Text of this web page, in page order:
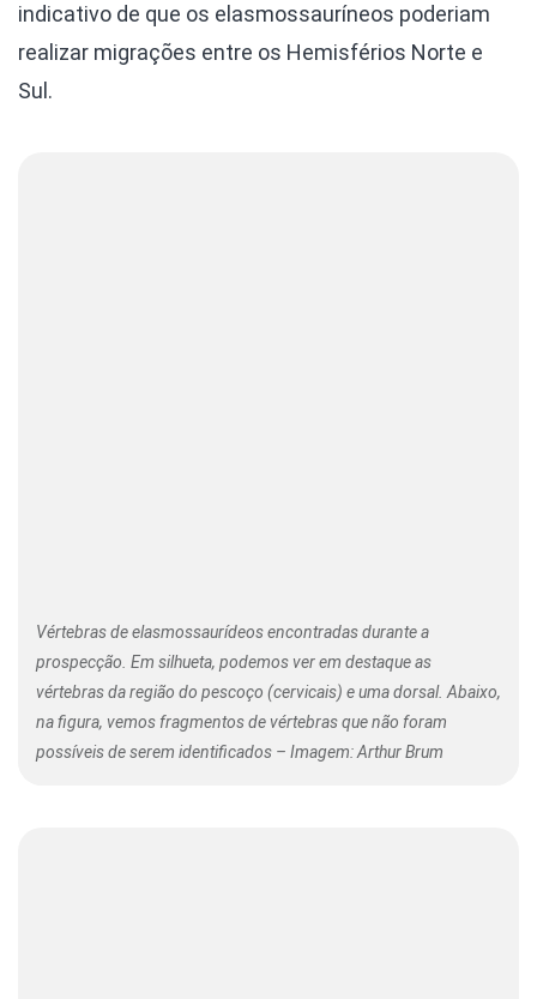
indicativo de que os elasmossauríneos poderiam
realizar migrações entre os Hemisférios Norte e
Sul.
Vértebras de elasmossaurídeos encontradas durante a
prospecção. Em silhueta, podemos ver em destaque as
vértebras da região do pescoço (cervicais) e uma dorsal. Abaixo,
na figura, vemos fragmentos de vértebras que não foram
possíveis de serem identificados – Imagem: Arthur Brum